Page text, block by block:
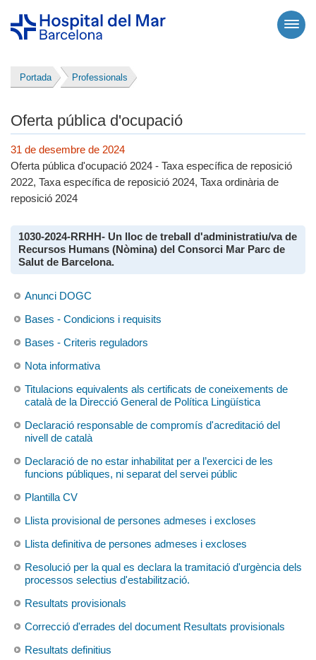
Portada Professionals
Oferta pública d'ocupació
31 de desembre de 2024
Oferta pública d'ocupació 2024 - Taxa específica de reposició
2022, Taxa específica de reposició 2024, Taxa ordinària de
reposició 2024
1030-2024-RRHH- Un lloc de treball d'administratiu/va de
Recursos Humans (Nòmina) del Consorci Mar Parc de
Salut de Barcelona.
Anunci DOGC
Bases - Condicions i requisits
Bases - Criteris reguladors
Nota informativa
Titulacions equivalents als certificats de coneixements de
català de la Direcció General de Política Lingüística
Declaració responsable de compromís d'acreditació del
nivell de català
Declaració de no estar inhabilitat per a l’exercici de les
funcions públiques, ni separat del servei públic
Plantilla CV
Llista provisional de persones admeses i excloses
Llista definitiva de persones admeses i excloses
Resolució per la qual es declara la tramitació d'urgència dels
processos selectius d'estabilització.
Resultats provisionals
Correcció d'errades del document Resultats provisionals
Resultats definitius